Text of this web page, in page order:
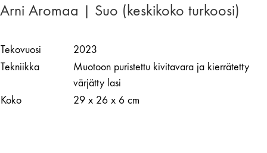
Arni Aromaa | Suo (keskikoko turkoosi)
Tekovuosi
2023
Tekniikka
Muotoon puristettu kivitavara ja kierrätetty
värjätty lasi
Koko
29 x 26 x 6 cm